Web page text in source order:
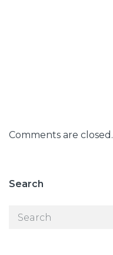
Comments are closed.
Search